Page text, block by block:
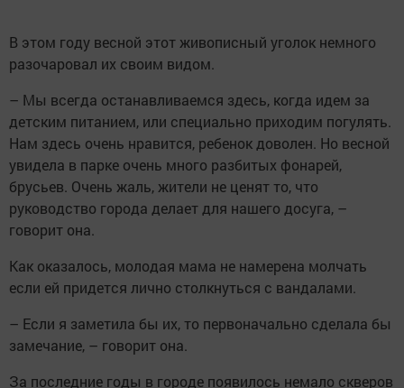
В этом году весной этот живописный уголок немного
разочаровал их своим видом.
– Мы всегда останавливаемся здесь, когда идем за
детским питанием, или специально приходим погулять.
Нам здесь очень нравится, ребенок доволен. Но весной
увидела в парке очень много разбитых фонарей,
брусьев. Очень жаль, жители не ценят то, что
руководство города делает для нашего досуга, –
говорит она.
Как оказалось, молодая мама не намерена молчать
если ей придется лично столкнуться с вандалами.
– Если я заметила бы их, то первоначально сделала бы
замечание, – говорит она.
За последние годы в городе появилось немало скверов